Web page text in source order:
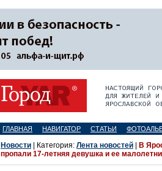
ГЛАВНАЯ НАВИГАТОР СТАТЬИ
Новости | Категория: Лента новостей
В
пропали 17-летняя девушка и ее